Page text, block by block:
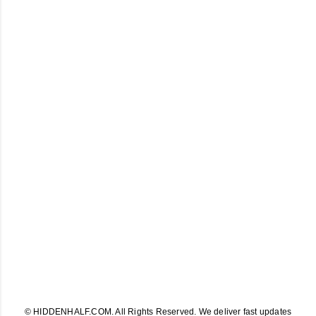
© HIDDENHALF.COM. All Rights Reserved. We deliver fast updates